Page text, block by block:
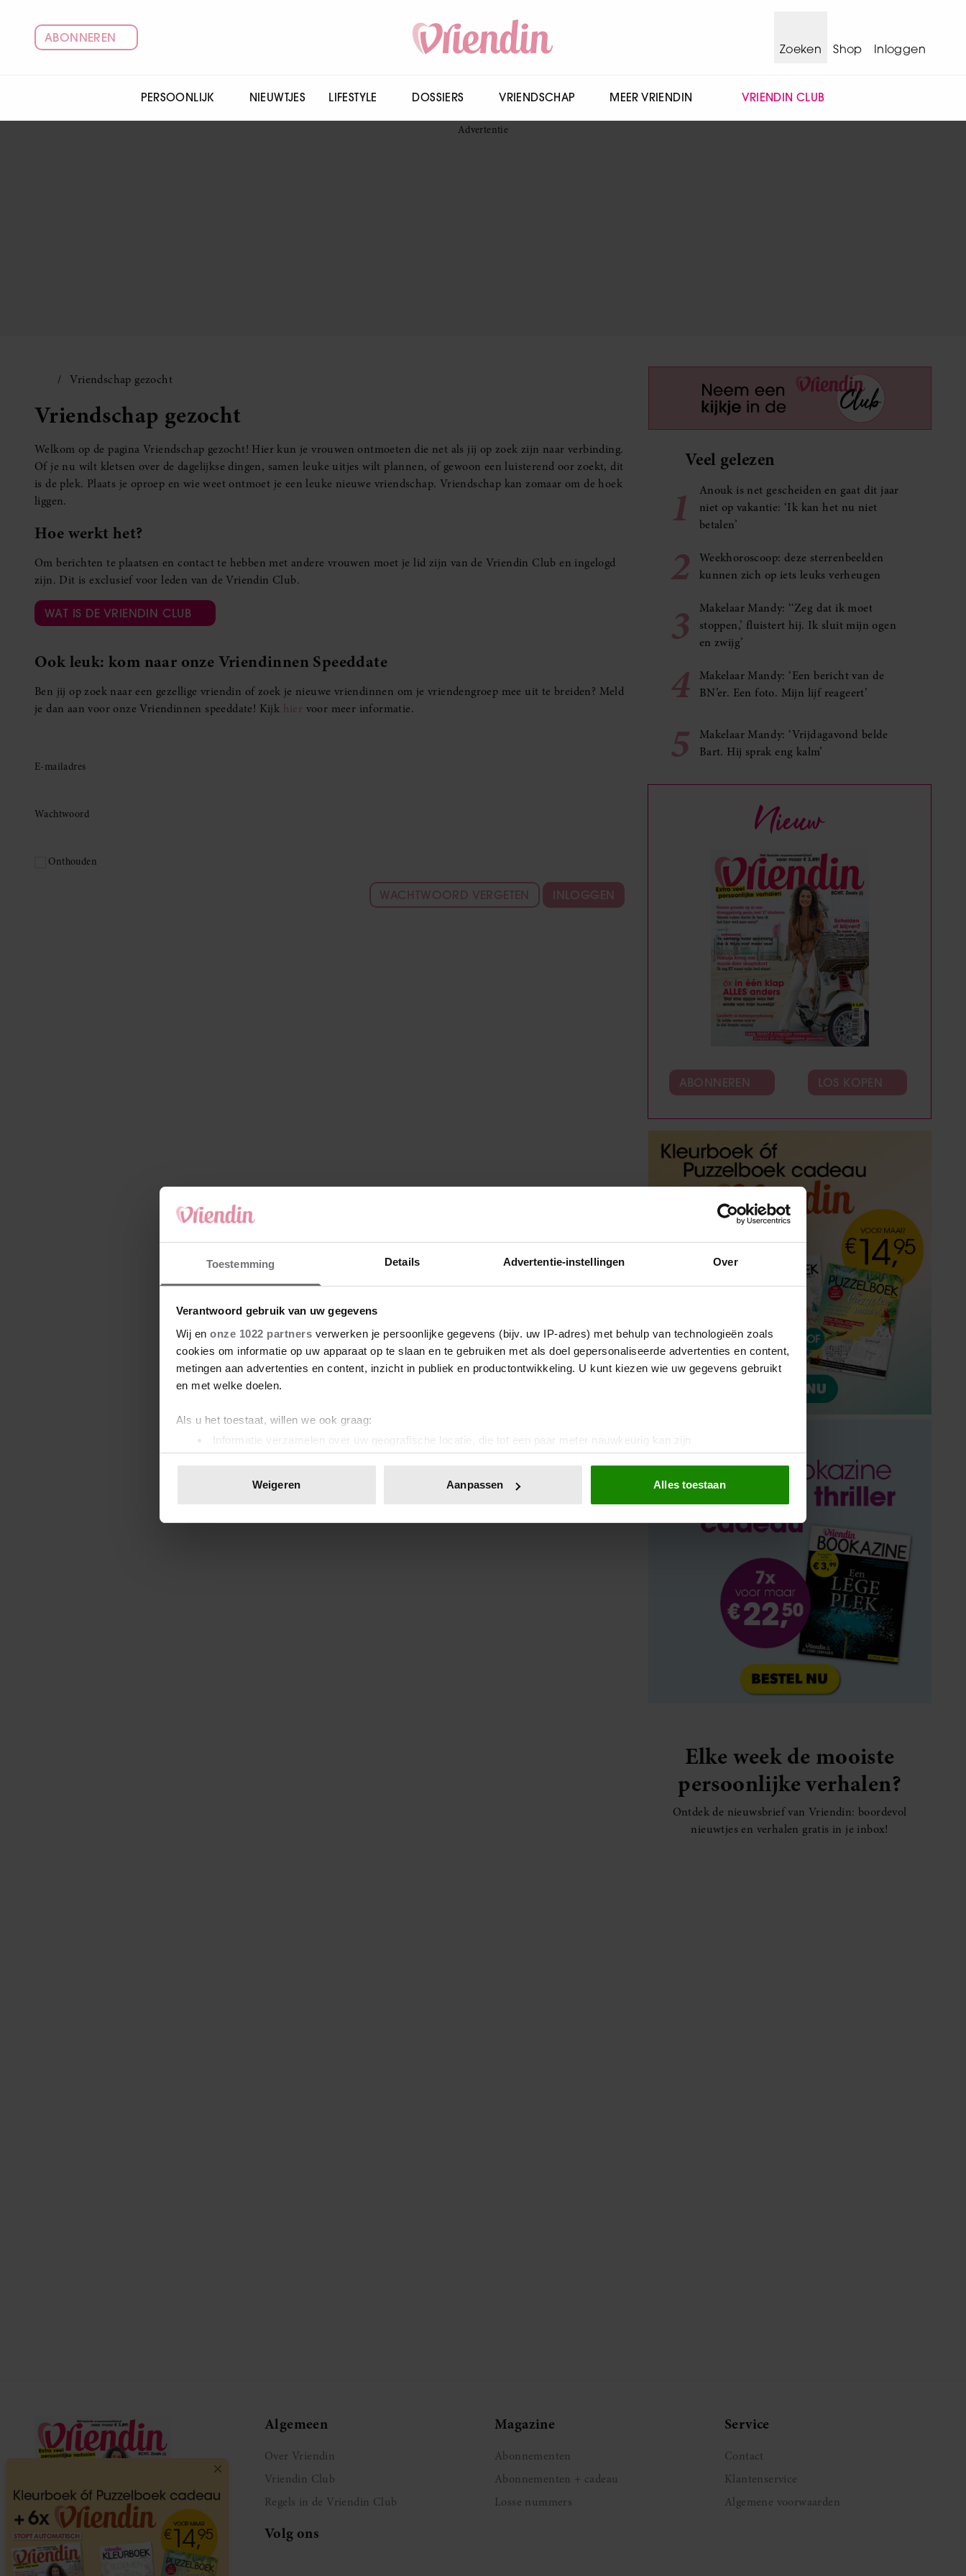
Toestemming Details Advertentie-instellingen Over
Verantwoord gebruik van uw gegevens
Wij en onze 1022 partners verwerken je persoonlijke gegevens (bijv. uw IP-adres) met behulp van technologieën zoals
cookies om informatie op uw apparaat op te slaan en te gebruiken met als doel gepersonaliseerde advertenties en content,
metingen aan advertenties en content, inzicht in publiek en productontwikkeling. U kunt kiezen wie uw gegevens gebruikt
en met welke doelen.
Als u het toestaat, willen we ook graag:
Informatie verzamelen over uw geografische locatie, die tot een paar meter nauwkeurig kan zijn
Uw apparaat identificeren door het actief te scannen op specifieke eigenschappen (fingerprinting)
toestemming op elk moment wijzigen of intrekken in de Cookieverklaring.
We gebruiken cookies om content en advertenties te personaliseren, om functies voor social media te bieden en om ons
media, adverteren en analyse. Deze partners kunnen deze gegevens combineren met andere informatie die u aan ze heeft
verstrekt of die ze hebben verzameld op basis van uw gebruik van hun services. U gaat akkoord met onze cookies als u
Weigeren Aanpassen Alles toestaan
ABONNEREN
Zoeken
Shop Inloggen
PERSOONLIJK NIEUWTJES LIFESTYLE DOSSIERS VRIENDSCHAP MEER VRIENDIN VRIENDIN CLUB
Vriendschap gezocht
Vriendschap gezocht
Welkom op de pagina Vriendschap gezocht! Hier kun je vrouwen ontmoeten die net als jij op zoek zijn naar verbinding.
Of je nu wilt kletsen over de dagelijkse dingen, samen leuke uitjes wilt plannen, of gewoon een luisterend oor zoekt, dit
is de plek. Plaats je oproep en wie weet ontmoet je een leuke nieuwe vriendschap. Vriendschap kan zomaar om de hoek
liggen.
Hoe werkt het?
Om berichten te plaatsen en contact te hebben met andere vrouwen moet je lid zijn van de Vriendin Club en ingelogd
zijn. Dit is exclusief voor leden van de Vriendin Club.
WAT IS DE VRIENDIN CLUB
Ook leuk: kom naar onze Vriendinnen Speeddate
Ben jij op zoek naar een gezellige vriendin of zoek je nieuwe vriendinnen om je vriendengroep mee uit te breiden? Meld
je dan aan voor onze Vriendinnen speeddate! Kijk hier voor meer informatie.
E-mailadres
Wachtwoord
Onthouden
WACHTWOORD VERGETEN INLOGGEN
Veel gelezen
1
Anouk is net gescheiden en gaat dit jaar
niet op vakantie: ‘Ik kan het nu niet
betalen’
2
Weekhoroscoop: deze sterrenbeelden
kunnen zich op iets leuks verheugen
3
Makelaar Mandy: ‘‘Zeg dat ik moet
stoppen,’ fluistert hij. Ik sluit mijn ogen
en zwijg’
4
Makelaar Mandy: ‘Een bericht van de
BN’er. Een foto. Mijn lijf reageert’
5
Makelaar Mandy: ‘Vrijdagavond belde
Bart. Hij sprak eng kalm’
Nieuw
ABONNEREN LOS KOPEN
Elke week de mooiste
persoonlijke verhalen?
Ontdek de nieuwsbrief van Vriendin: boordevol
nieuwtjes en verhalen gratis in je inbox!
Algemeen
Over Vriendin
Vriendin Club
Regels in de Vriendin Club
Volg ons
Magazine
Abonnementen
Abonnementen + cadeau
Losse nummers
Service
Contact
Klantenservice
Algemene voorwaarden